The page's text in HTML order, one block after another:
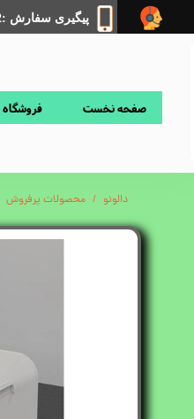
پیگیری سفارش :09050568292
صفحه نخست فروشگاه
دالونو محصولات پرفروش